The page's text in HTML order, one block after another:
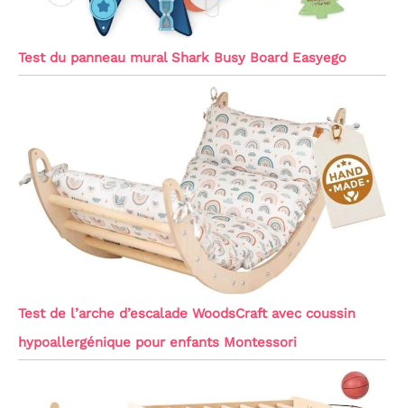
Test du panneau mural Shark Busy Board Easyego
Test de l’arche d’escalade WoodsCraft avec coussin
hypoallergénique pour enfants Montessori